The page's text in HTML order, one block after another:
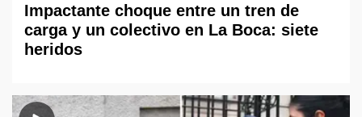
Impactante choque entre un tren de
carga y un colectivo en La Boca: siete
heridos